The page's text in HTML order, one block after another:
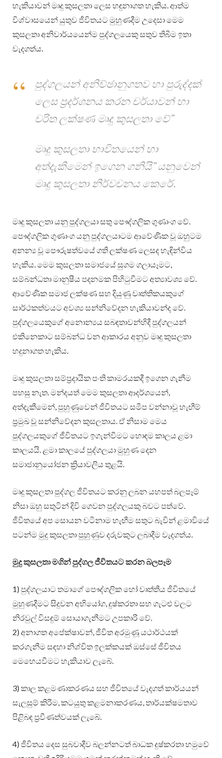
හැකියාවන් මෘදු කුසලතා ලෙස හඳුනාගත හැකිය. ආත්ම
විශ්වාසයෙන් යුතුව ජීවිතයට මුහුණදීම උදෙසා මෙම
කුසලතා අනිවාර්යයෙන්ම පුද්ගලයෙකු සතුව තිබීම ඉතා
වැදගත්ය.
පුද්ගලයන් අනිච්ඡානුගතව හා පුරුද්දක්
ලෙස ප්‍රදර්ශනය කරන චර්යාවන් හා
චරිත ලක්ෂණ මෘදු කුසලතා වේ”
මෘදු කුසලතා භාවිතයෙන් හා
අත්දැකීමෙන් ඉගෙන ගනියි” යනුවෙන්
මෘදු කුසලතා නිර්වචනය කෙරේ.
මෘදු කුසලතා යනු පුද්ගලයා සතු පෞද්ගලික ගුණාංග වේ.
පෞද්ගලික ගුණාංග යනු පුද්ගලයාටම ආවේණික වූ ඔහුටම
අනන්‍ය වූ පෞරුෂත්වයේ ගති ලක්ෂණ ලෙසද හැඳින්විය
හැකිය. මෙම කුසලතා සමාජයේ සුගම ගලායෑමට,
සම්බන්ධතා මානුෂීය පදනමක පිහිටුවීමට අත්‍යාවශ්‍ය වේ.
ආවේණික සමාජ ලක්ෂණ සහ දියුණු වෘත්තිකයකුගේ
සාර්ථකත්වයට අවශ්‍ය සන්නිවේදන හැකියාවන්ද වේ.
පුද්ගලයෙකුගේ අනොන්‍යය සබඳතාවන්හිදී පුද්ගලයන්
එකිනෙකාට සම්බන්ධ වන ආකාරය අනුව මෘදු කුසලතා
හදුනාගත හැකිය.
මෘදු කුසලතා සම්ප්‍රදායික පංති කාමරයකදී ඉගෙන ගැනීම
පහසු නැත. මන්දයත් මෙම කුසලතා ආදර්ශයෙන්,
අත්දැකීමෙන්, පුහුණුවෙන් ජීවිතයට සමීප වන්නාවූ හැඟීම්
ප්‍රමුඛ වූ සන්නිවේදන කුසලතාය. ඒ නිසාම මෙය
පුද්ගලයකුගේ ජීවිතයට ඉගැන්වීමට හොඳම කාලය ළමා
කාලයයි. ළමා කාලයේ පුද්ගලයා මුහුණ දෙන
සමාජානුයෝජන ක්‍රියාවලිය තුළයි.
මෘදු කුසලතා පුද්ගල ජීවිතයට කරනු ලබන යහපත් බලපෑම්
නිසා ඔහු සතුටින් දිවි ගෙවන පුද්ගලයකු බවට පත්වේ.
ජීවිතයේ අප සොයන වටිනාම හැඟීම සතුට බැවින් ළමාවියේ
පටන්ම මුදු කුසලතා පුහුණුව දරුවකුට ලබාදීම වැදගත්ය.
මුදු කුසලතා මගින් පුද්ගල ජීවිතයට කරන බලපෑම
1) පුද්ගලයාට තමාගේ පෞද්ගලික හෝ වෘත්තීය ජීවිතයේ
මුහුණදීමට සිදුවන අභියෝග, දුෂ්කරතා සහ ගැටළු වලට
නිරවුල් විසඳුම් සොයාගැනීමට උපකාරි වේ.
2) අනාගත අපේක්ෂාවන්, ජීවිත අරමුණූ යථාර්ථයක්
කරගැනීම සඳහා නිශ්චිත ඉලක්කයක් ඔස්සේ ජීවිතය
මෙහෙයවීමට හැකියාව ලැබේ.
3) කාල කළමණාකරණය සහ ජීවිතයේ වැදගත් කාර්යයන්
සැලසුම් කිරීම, කටයුතු කළමනාකරණය, තාර්යක්ෂමතාව
පිළිබඳ ප්‍රවීණත්වයක් ලැබේ.
4) ජීවිතය දෙස සුබවාදීව බලන්නටත් බාධක දුෂ්කරතා හමුවේ